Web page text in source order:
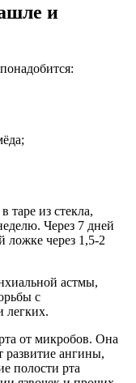
и
таре из стекла,
Через 7 дней
ложке через 1,5-2
астмы,
с
легких.
от микробов. Она
развитие ангины,
полости рта